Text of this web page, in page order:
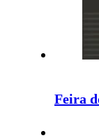
Feira